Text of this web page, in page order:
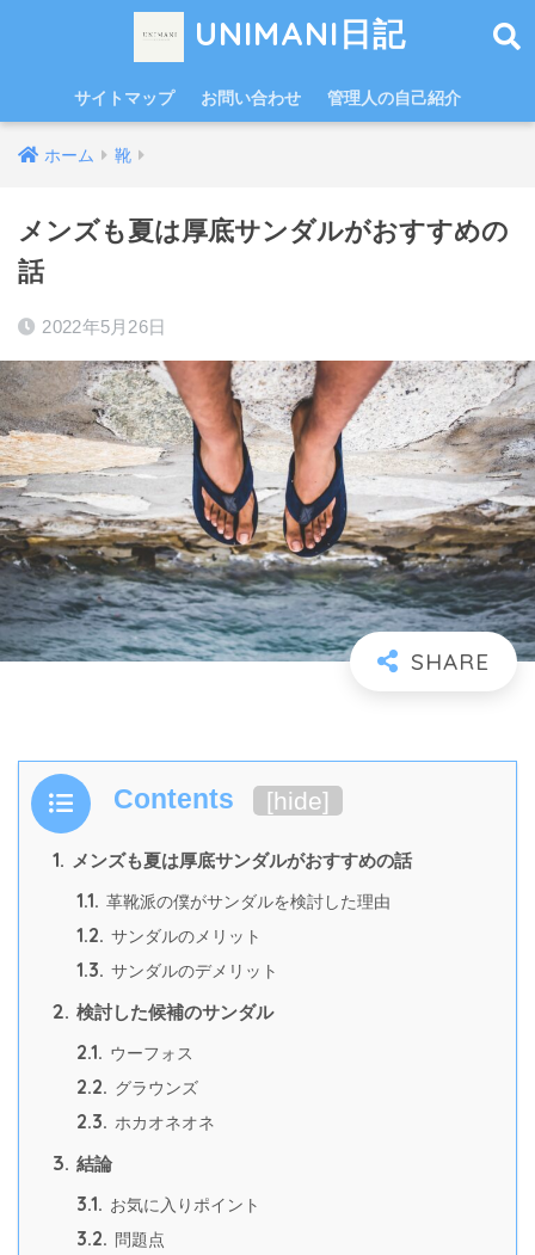
UNIMANI日記
サイトマップ お問い合わせ 管理人の自己紹介
ホーム 靴
メンズも夏は厚底サンダルがおすすめの
話
2022年5月26日
Contents [hide]
1. メンズも夏は厚底サンダルがおすすめの話
1.1. 革靴派の僕がサンダルを検討した理由
1.2. サンダルのメリット
1.3. サンダルのデメリット
2. 検討した候補のサンダル
2.1. ウーフォス
2.2. グラウンズ
2.3. ホカオネオネ
3. 結論
3.1. お気に入りポイント
3.2. 問題点